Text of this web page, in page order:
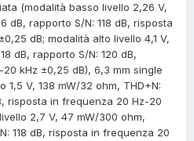
(modalità basso livello 2,26 V,
dB, rapporto S/N: 118 dB, risposta
dB; modalità alto livello 4,1 V,
dB, rapporto S/N: 120 dB,
kHz ±0,25 dB), 6,3 mm single
V, 138 mW/32 ohm, THD+N:
risposta in frequenza 20 Hz-20
2,7 V, 47 mW/300 ohm,
118 dB, risposta in frequenza 20